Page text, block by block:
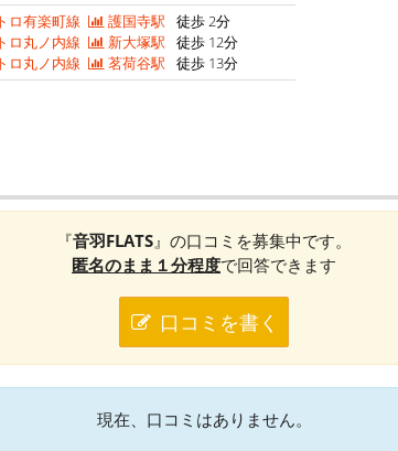
ロ有楽町線 護国寺駅 徒歩 2分
ロ丸ノ内線 新大塚駅 徒歩 12分
ロ丸ノ内線 茗荷谷駅 徒歩 13分
『音羽FLATS』の口コミを募集中です。
匿名のまま１分程度で回答できます
口コミを書く
現在、口コミはありません。